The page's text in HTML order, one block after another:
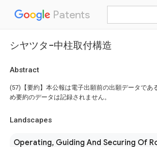
Patents
シヤツタ−中柱取付構造
Abstract
(57)【要約】本公報は電子出願前の出願データであ
め要約のデータは記録されません。
Landscapes
Operating, Guiding And Securing Of